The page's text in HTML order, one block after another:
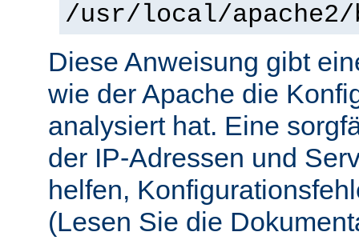
/usr/local/
Diese Anweisung gibt
wie der Apache die
analysiert hat. Eine
der IP-Adressen und
helfen,
(Lesen Sie die